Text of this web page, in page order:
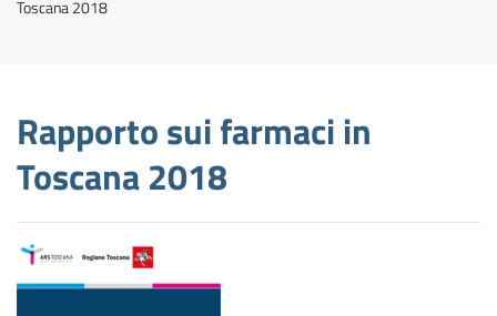
Toscana 2018
Rapporto sui farmaci in
Toscana 2018